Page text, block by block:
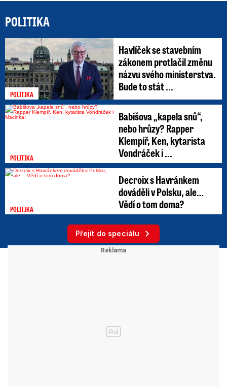
POLITIKA
POLITIKA
Havlíček se stavebním
zákonem protlačil změnu
názvu svého ministerstva.
Bude to stát ...
POLITIKA
Babišova „kapela snů“,
nebo hrůzy? Rapper
Klempíř, Ken, kytarista
Vondráček i ...
POLITIKA
Decroix s Havránkem
dováděli v Polsku, ale…
Vědí o tom doma?
Přejít do speciálu